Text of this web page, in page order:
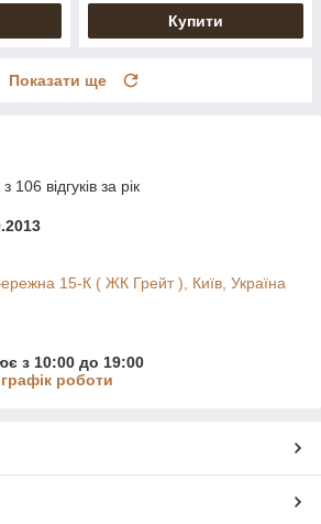
Купити
Показати ще
106 відгуків за рік
15-К ( ЖК Грейт ), Київ, Україна
з 10:00 до 19:00
роботи